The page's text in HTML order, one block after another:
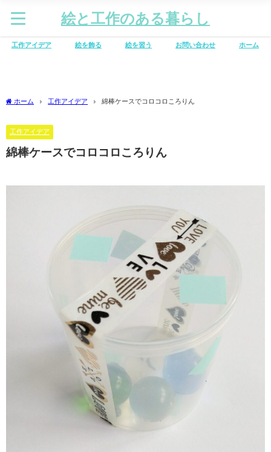
絵と工作のある暮らし
工作アイデア 絵を飾る 絵を習う お問い合わせ ホーム
ホーム 工作アイデア 綿棒ケースでコロコロころりん
工作アイデア
綿棒ケースでコロコロころりん